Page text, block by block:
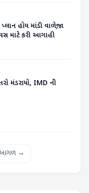
હોય માંડી વાળજો,
માટે કરી આગાહી
મંડરાયો, IMD ની
→